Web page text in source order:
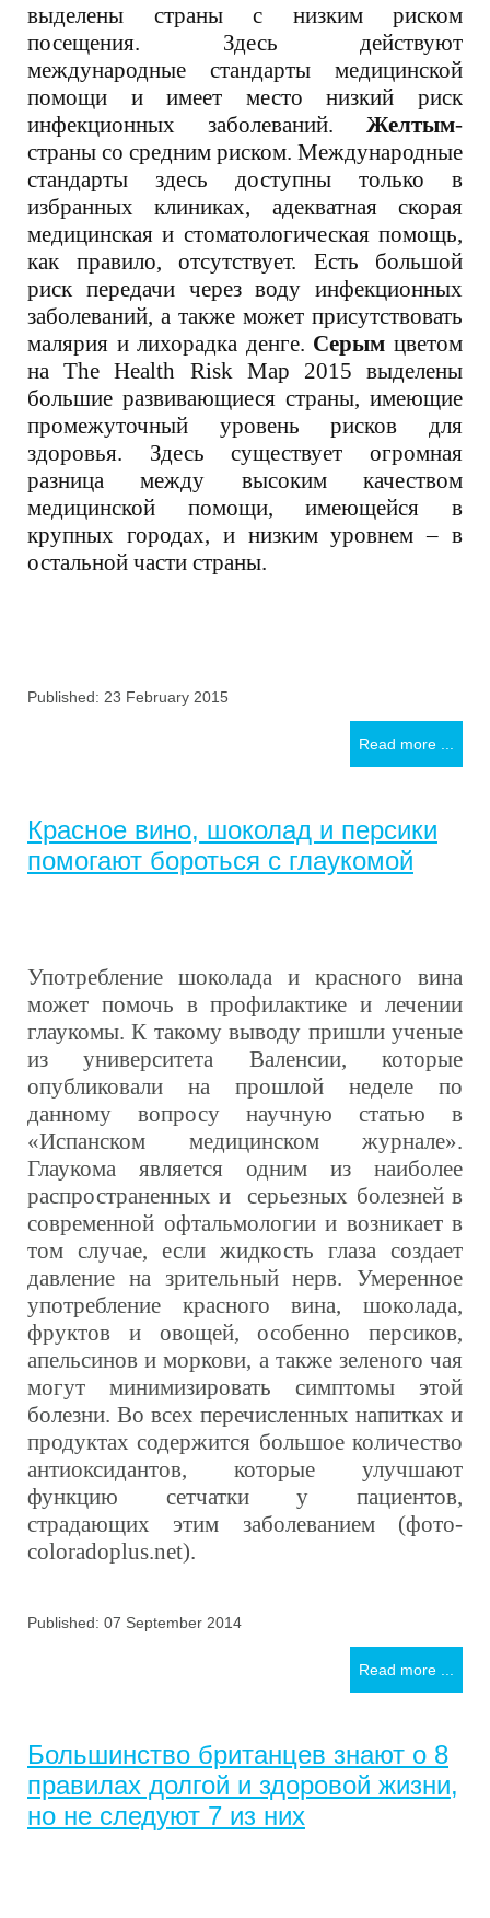
выделены страны с низким риском
посещения. Здесь действуют
международные стандарты медицинской
помощи и имеет место низкий риск
инфекционных заболеваний. Желтым-
страны со средним риском. Международные
стандарты здесь доступны только в
избранных клиниках, адекватная скорая
медицинская и стоматологическая помощь,
как правило, отсутствует. Есть большой
риск передачи через воду инфекционных
заболеваний, а также может присутствовать
малярия и лихорадка денге. Серымцветом
на The Health Risk Map 2015 выделены
большие развивающиеся страны, имеющие
промежуточный уровень рисков для
здоровья. Здесь существует огромная
разница между высоким качеством
медицинской помощи, имеющейся в
крупных городах, и низким уровнем – в
остальной части страны.
Published: 23 February 2015
Read more ...
Красное вино, шоколад и персики
помогают бороться с глаукомой
Употребление шоколада и красного вина
может помочь в профилактике и лечении
глаукомы. К такому выводу пришли ученые
из университета Валенсии, которые
опубликовали на прошлой неделе по
данному вопросу научную статью в
«Испанском медицинском журнале».
Глаукома является одним из наиболее
распространенных и серьезных болезней в
современной офтальмологии и возникает в
том случае, если жидкость глаза создает
давление на зрительный нерв. Умеренное
употребление красного вина, шоколада,
фруктов и овощей, особенно персиков,
апельсинов и моркови, а также зеленого чая
могут минимизировать симптомы этой
болезни. Во всех перечисленных напитках и
продуктах содержится большое количество
антиоксидантов, которые улучшают
функцию сетчатки у пациентов,
страдающих этим заболеванием (фото-
coloradoplus.net).
Published: 07 September 2014
Read more ...
Большинство британцев знают о 8
правилах долгой и здоровой жизни,
но не следуют 7 из них